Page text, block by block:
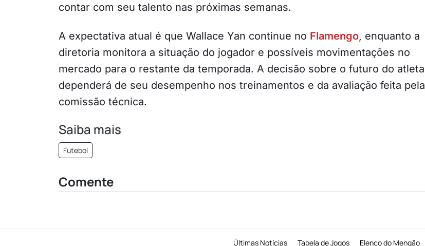
contar com seu talento nas próximas semanas.
A expectativa atual é que Wallace Yan continue no Flamengo, enquanto a
diretoria monitora a situação do jogador e possíveis movimentações no
mercado para o restante da temporada. A decisão sobre o futuro do atleta
dependerá de seu desempenho nos treinamentos e da avaliação feita pela
comissão técnica.
Saiba mais
Futebol
Comente
Últimas Notícias Tabela de Jogos Elenco do Mengão